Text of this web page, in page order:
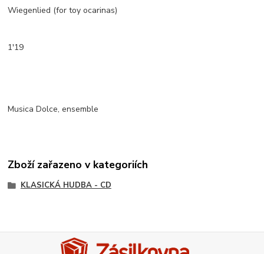
Wiegenlied (for toy ocarinas)
1'19
Musica Dolce, ensemble
Zboží zařazeno v kategoriích
KLASICKÁ HUDBA - CD